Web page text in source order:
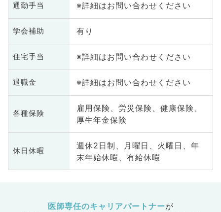
通勤手当 ※詳細はお問い合わせください
学会補助 有り
住宅手当 ※詳細はお問い合わせください
退職金 ※詳細はお問い合わせください
各種保険
雇用保険、労災保険、健康保険、
厚生年金保険
休日休暇
週休2日制、月曜日、火曜日、年
末年始休暇、有給休暇
医師専任のキャリアパートナーが